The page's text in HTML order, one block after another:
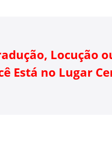
Locução
Está no Lugar